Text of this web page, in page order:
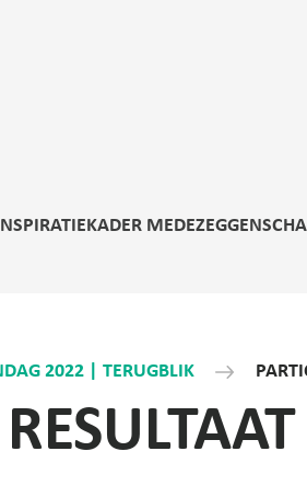
2022 | TERUGBLIK